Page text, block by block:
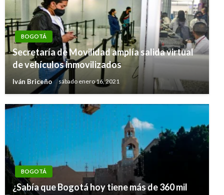
BOGOTÁ
Secretaría de Movilidad amplía salida virtual
de vehículos inmovilizados
Iván Briceño sábado enero 16, 2021
BOGOTÁ
¿Sabía que Bogotá hoy tiene más de 360 mil